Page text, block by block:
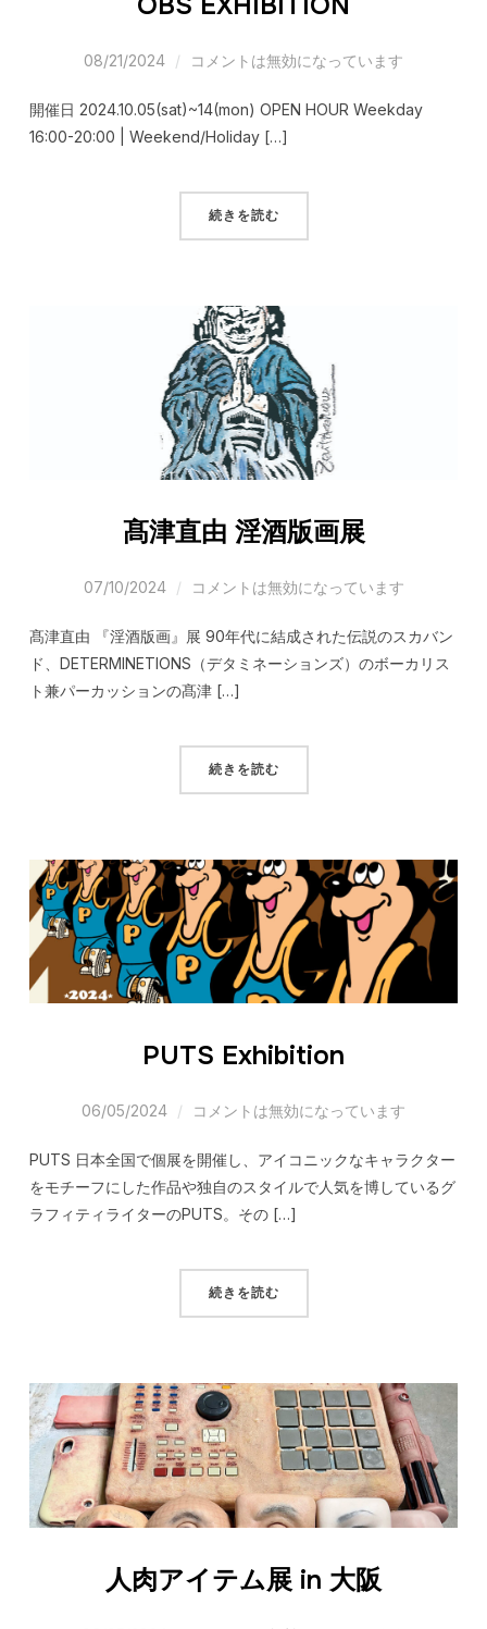
08/21/2024 コメントは無効になっています
開催日 2024.10.05(sat)~14(mon) OPEN HOUR Weekday
16:00-20:00 | Weekend/Holiday […]
続きを読む
髙津直由 淫酒版画展
07/10/2024 コメントは無効になっています
髙津直由 『淫酒版画』展 90年代に結成された伝説のスカバン
ド、DETERMINETIONS（デタミネーションズ）のボーカリス
ト兼パーカッションの髙津 […]
続きを読む
PUTS Exhibition
06/05/2024 コメントは無効になっています
PUTS 日本全国で個展を開催し、アイコニックなキャラクター
をモチーフにした作品や独自のスタイルで人気を博しているグ
ラフィティライターのPUTS。その […]
続きを読む
人肉アイテム展 in 大阪